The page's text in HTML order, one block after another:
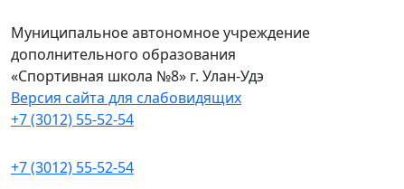
Муниципальное автономное учреждение
дополнительного образования
«Спортивная школа №8» г. Улан-Удэ
Версия сайта для слабовидящих
+7 (3012) 55-52-54
+7 (3012) 55-52-54